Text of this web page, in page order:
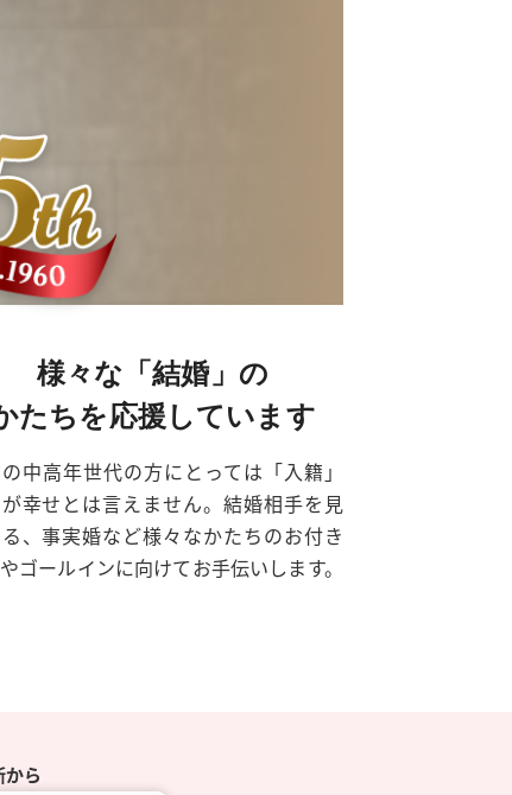
様々な「結婚」の
たちを応援しています
中高年世代の方にとっては「入籍」
幸せとは言えません。結婚相手を見
、事実婚など様々なかたちのお付き
ゴールインに向けてお手伝いします。
から